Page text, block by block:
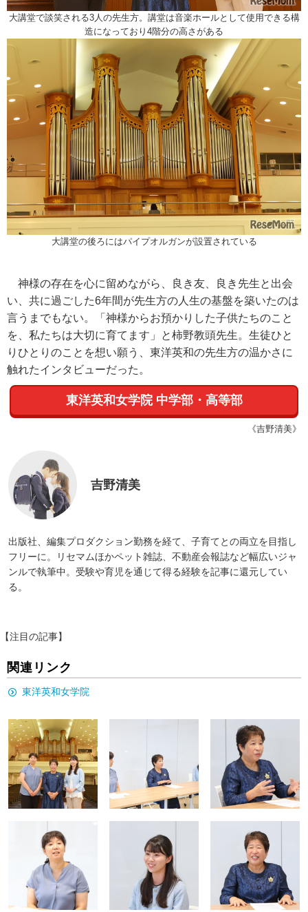
大講堂で談笑される3人の先生方。講堂は音楽ホールとして使用できる構
造になっており4階分の高さがある
大講堂の後ろにはパイプオルガンが設置されている
神様の存在を心に留めながら、良き友、良き先生と出会
い、共に過ごした6年間が先生方の人生の基盤を築いたのは
言うまでもない。「神様からお預かりした子供たちのこと
を、私たちは大切に育てます」と柿野教頭先生。生徒ひと
りひとりのことを想い願う、東洋英和の先生方の温かさに
触れたインタビューだった。
東洋英和女学院 中学部・高等部
《吉野清美》
吉野清美
出版社、編集プロダクション勤務を経て、子育てとの両立を目指し
フリーに。リセマムほかペット雑誌、不動産会報誌など幅広いジャ
ンルで執筆中。受験や育児を通じて得る経験を記事に還元してい
る。
【注目の記事】
関連リンク
東洋英和女学院